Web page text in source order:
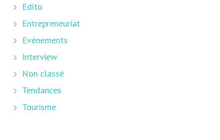
Edito
Entrepreneuriat
Evénements
Interview
Non classé
Tendances
Tourisme